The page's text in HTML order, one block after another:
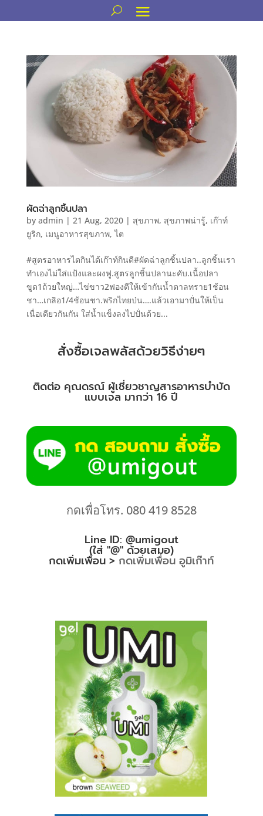
ผัดฉ่าลูกชิ้นปลา
by admin | 21 Aug, 2020| สุขภาพ, สุขภาพน่ารู้, เก๊าท์
ยูริก, เมนูอาหารสุขภาพ,ไต
#สูตรอาหารไตกินได้เก๊าท์กินดี#ผัดฉ่าลูกชิ้นปลา..ลูกชิ้นเรา
ทำเองไม่ใส่แป้งและผงฟู.สูตรลูกชิ้นปลานะคับ.เนื้อปลา
ขูด1ถ้วยใหญ่…ไข่ขาว2ฟองตีให้เข้ากันน้ำตาลทราย1ช้อน
ชา…เกลิอ1/4ช้อนชา.พริกไทยป่น….แล้วเอามาปั่นให้เป็น
เนื่อเดียวกันกัน ใส่น้ำแข็งลงไปปั่นด้วย...
สั่งซื้อเจลพลัสด้วยวิธีง่ายๆ
ติดต่อ คุณดรณ์ ผู้เชี่ยวชาญสารอาหารบำบัด
แบบเจล มากว่า 16 ปี
กดเพื่อโทร. 080 419 8528
Line ID: @umigout
(ใส่ "@" ด้วยเสมอ)
กดเพิ่มเพื่อน > กดเพิ่มเพื่อน อูมิเก๊าท์